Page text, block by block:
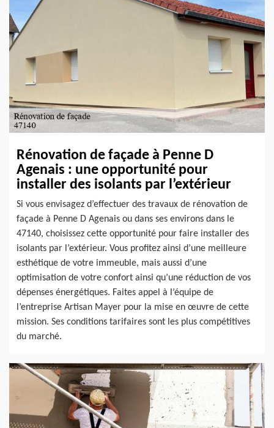
Rénovation de façade à Penne D
Agenais : une opportunité pour
installer des isolants par l’extérieur
Si vous envisagez d’effectuer des travaux de rénovation de
façade à Penne D Agenais ou dans ses environs dans le
47140, choisissez cette opportunité pour faire installer des
isolants par l’extérieur. Vous profitez ainsi d’une meilleure
esthétique de votre immeuble, mais aussi d’une
optimisation de votre confort ainsi qu’une réduction de vos
dépenses énergétiques. Faites appel à l’équipe de
l’entreprise Artisan Mayer pour la mise en œuvre de cette
mission. Ses conditions tarifaires sont les plus compétitives
du marché.